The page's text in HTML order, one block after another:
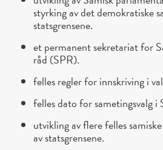
styrking av det demokratiske
statsgrensene.
et permanent sekretariat for
råd (SPR).
felles regler for innskriving i
felles dato for sametingsvalg i
utvikling av flere felles
av statsgrensene.